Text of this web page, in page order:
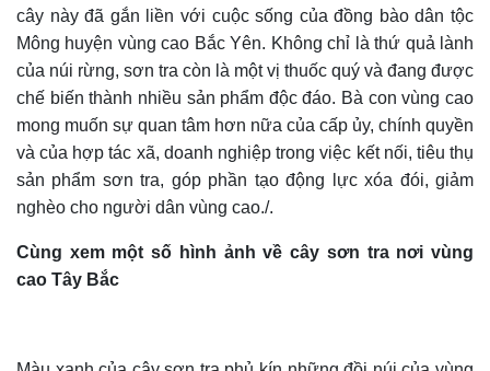
cây này đã gắn liền với cuộc sống của đồng bào dân tộc
Mông huyện vùng cao Bắc Yên. Không chỉ là thứ quả lành
của núi rừng, sơn tra còn là một vị thuốc quý và đang được
chế biến thành nhiều sản phẩm độc đáo. Bà con vùng cao
mong muốn sự quan tâm hơn nữa của cấp ủy, chính quyền
và của hợp tác xã, doanh nghiệp trong việc kết nối, tiêu thụ
sản phẩm sơn tra, góp phần tạo động lực xóa đói, giảm
nghèo cho người dân vùng cao./.
Cùng xem một số hình ảnh về cây sơn tra nơi vùng
cao Tây Bắc